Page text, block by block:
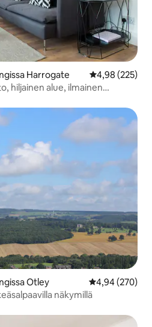
Harrogate
4,98 (225)
hiljainen alue, ilmainen
Otley
4,94 (270)
näkymillä